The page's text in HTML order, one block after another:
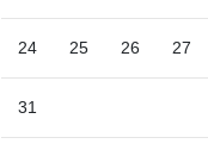
24 25 26 27
31